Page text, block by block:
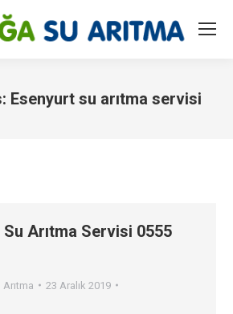
Esenyurt su arıtma servisi
Arıtma Servisi 0555
23 Aralık 2019